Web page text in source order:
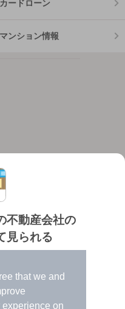
that we and
on
不動産会社の
見られる
も見つけやすい
実
カードローン
マンション情報
利用規約